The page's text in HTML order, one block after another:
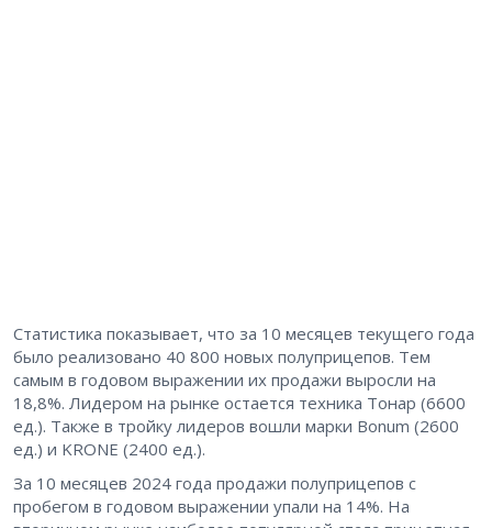
Статистика показывает, что за 10 месяцев текущего года
было реализовано 40 800 новых полуприцепов. Тем
самым в годовом выражении их продажи выросли на
18,8%. Лидером на рынке остается техника Тонар (6600
ед.). Также в тройку лидеров вошли марки Bonum (2600
ед.) и KRONE (2400 ед.).
За 10 месяцев 2024 года продажи полуприцепов с
пробегом в годовом выражении упали на 14%. На